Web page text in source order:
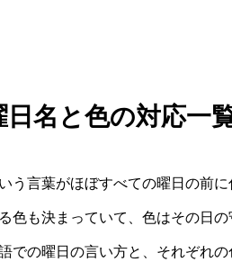
名と色の対応一
言葉がほぼすべての曜日の前に
色も決まっていて、色はその日
での曜日の言い方と、それぞれの